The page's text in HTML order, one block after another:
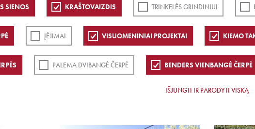
SIENOS KRAŠTOVAIZDIS TRINKELĖS GRINDINIUI
ĮĖJIMAI VISUOMENINIAI PROJEKTAI KIEMO
PALEMA DVIBANGĖ ČERPĖ BENDERS VIENBANGĖ ČERPĖ
IŠJUNGTI IR PARODYTI VISKĄ